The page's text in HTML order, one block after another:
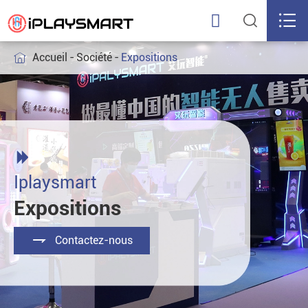
  
 Accueil Société Expositions

Iplaysmart
Expositions
 Contactez-nous